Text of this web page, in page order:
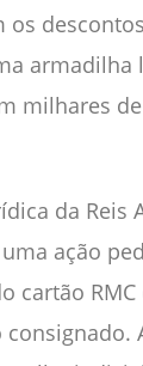
os
armadilha
milhares
da Reis
ação
cartão RMC